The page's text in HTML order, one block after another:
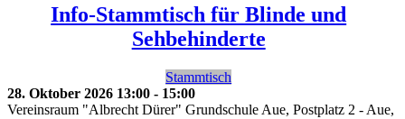
Info-Stammtisch für Blinde und
Sehbehinderte
Stammtisch
28. Oktober 2026 13:00 - 15:00
Vereinsraum "Albrecht Dürer" Grundschule Aue, Postplatz 2 - Aue,